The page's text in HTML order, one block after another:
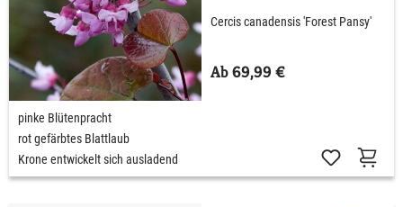
Cercis canadensis 'Forest Pansy'
Ab 69,99 €
pinke Blütenpracht
rot gefärbtes Blattlaub
Krone entwickelt sich ausladend